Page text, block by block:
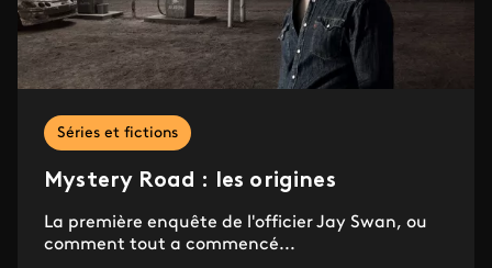
Séries et fictions
Mystery Road : les origines
La première enquête de l'officier Jay Swan, ou
comment tout a commencé...